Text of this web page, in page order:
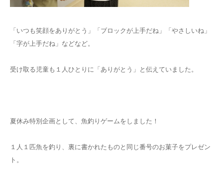
「いつも笑顔をありがとう」「ブロックが上手だね」「やさしいね」
「字が上手だね」などなど。
受け取る児童も１人ひとりに「ありがとう」と伝えていました。
夏休み特別企画として、魚釣りゲームをしました！
１人１匹魚を釣り、裏に書かれたものと同じ番号のお菓子をプレゼン
ト。